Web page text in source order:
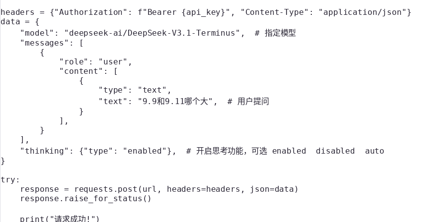
headers = {"Authorization" : f"Bearer {api_key} " , "Content-Type" : "application/json" }
data = {
    "model"
: "deepseek-ai/DeepSeek-V3.1-Terminus" , # 指定模型
    "messages"
: [
        {
            "role"
: "user" ,
            "content"
: [
                {
                    "type"
: "text" ,
                    "text"
: "9.9和9.11哪个大" , # 用户提问
                }
            ],
        }
    ],
    "thinking"
: {"type" : "enabled" }, # 开启思考功能，可选 enabled  disabled  auto
}
try :
    response
= requests.post(url, headers=headers, json=data)
    response.raise_for_status()
    print
( "请求成功!" )